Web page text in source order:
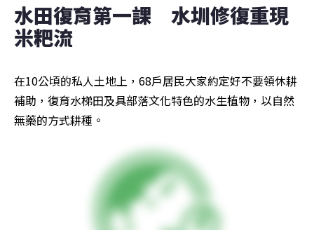
水田復育第一課　水圳修復重現
米粑流
在10公頃的私人土地上，68戶居民大家約定好不要領休耕
補助，復育水梯田及具部落文化特色的水生植物，以自然
無藥的方式耕種。